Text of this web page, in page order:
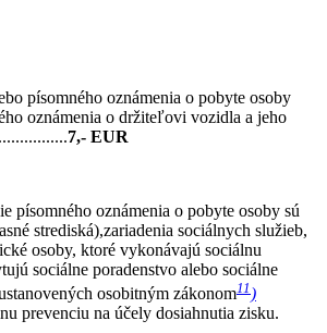
písomného oznámenia o pobyte osoby
oznámenia o držiteľovi vozidla a jeho
7,- EUR
písomného oznámenia o pobyte osoby sú
strediská),zariadenia sociálnych služieb,
osoby, ktoré vykonávajú sociálnu
sociálne poradenstvo alebo sociálne
osobitným zákonom11 )
prevenciu na účely dosiahnutia zisku.